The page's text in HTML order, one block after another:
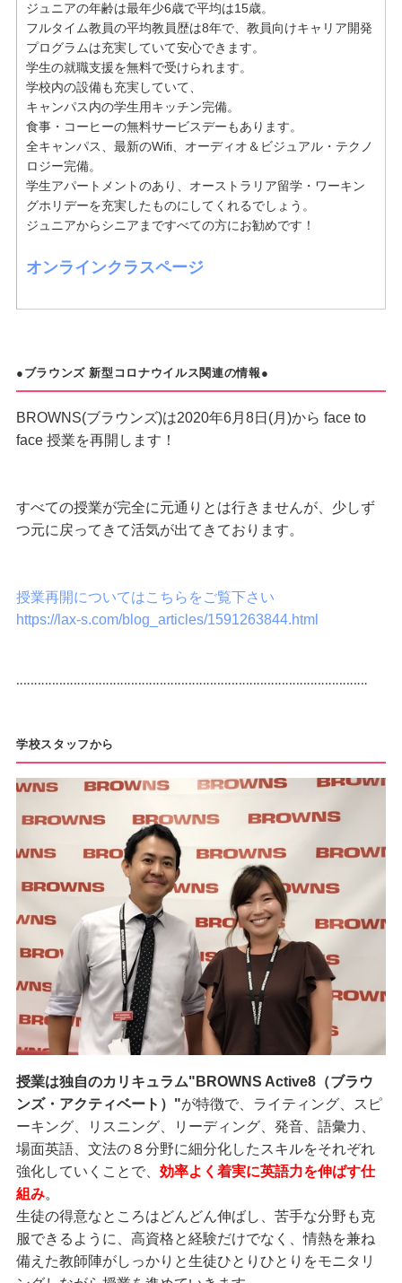
ジュニアの年齢は最年少6歳で平均は15歳。
フルタイム教員の平均教員歴は8年で、教員向けキャリア開発
プログラムは充実していて安心できます。
学生の就職支援を無料で受けられます。
学校内の設備も充実していて、
キャンパス内の学生用キッチン完備。
食事・コーヒーの無料サービスデーもあります。
全キャンパス、最新のWifi、オーディオ＆ビジュアル・テクノ
ロジー完備。
学生アパートメントのあり、オーストラリア留学・ワーキン
グホリデーを充実したものにしてくれるでしょう。
ジュニアからシニアまですべての方にお勧めです！
オンラインクラスページ
●ブラウンズ 新型コロナウイルス関連の情報●
BROWNS(ブラウンズ)は2020年6月8日(月)から face to
face 授業を再開します！
すべての授業が完全に元通りとは行きませんが、少しず
つ元に戻ってきて活気が出てきております。
授業再開についてはこちらをご覧下さい
https://lax-s.com/blog_articles/1591263844.html
‥‥‥‥‥‥‥‥‥‥‥‥‥‥‥‥‥‥‥‥‥‥‥‥‥‥‥‥‥‥‥‥‥‥‥‥‥‥‥‥‥‥‥‥‥‥‥‥‥
学校スタッフから
授業は独自のカリキュラム"BROWNS Active8（ブラウ
ンズ・アクティベート）"が特徴で、ライティング、スピ
ーキング、リスニング、リーディング、発音、語彙力、
場面英語、文法の８分野に細分化したスキルをそれぞれ
強化していくことで、 効率よく着実に英語力を伸ばす仕
組み。
生徒の得意なところはどんどん伸ばし、苦手な分野も克
服できるように、高資格と経験だけでなく、情熱を兼ね
備えた教師陣がしっかりと生徒ひとりひとりをモニタリ